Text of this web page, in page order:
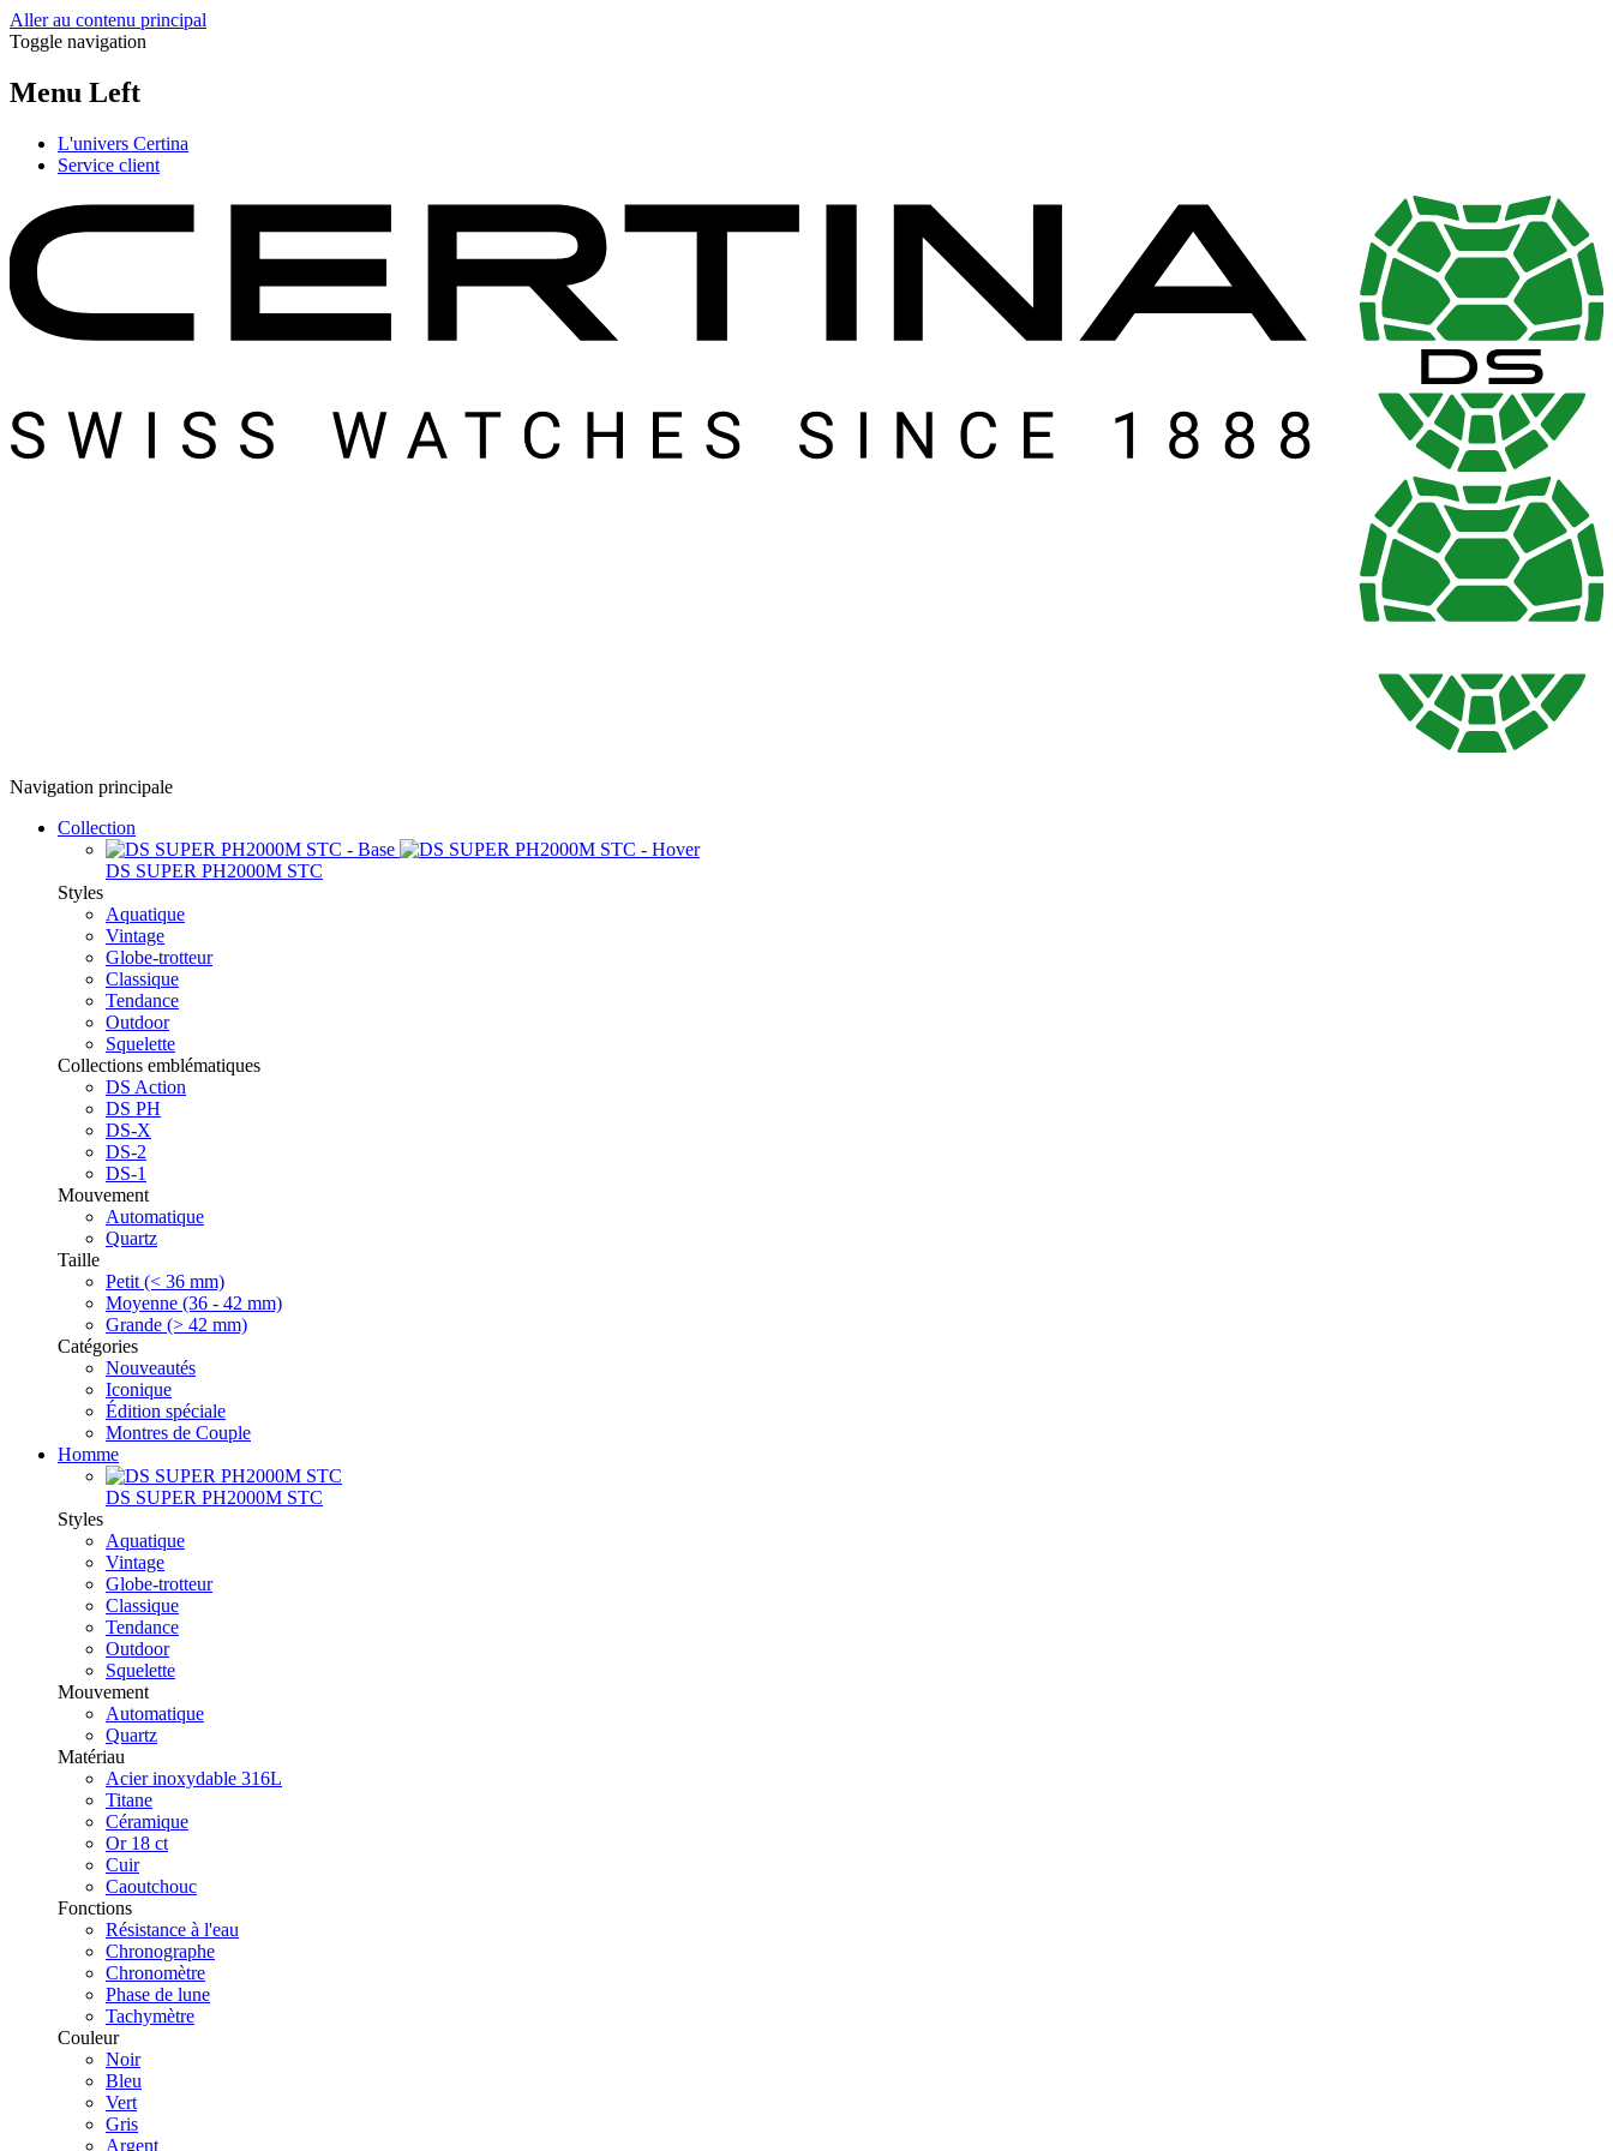
Aller au contenu principal
Toggle navigation
Menu Left
L'univers Certina
Service client
Navigation principale
Collection
DS SUPER PH2000M STC
Styles
Aquatique
Vintage
Globe-trotteur
Classique
Tendance
Outdoor
Squelette
Collections emblématiques
DS Action
DS PH
DS-X
DS-2
DS-1
Mouvement
Automatique
Quartz
Taille
Petit (< 36 mm)
Moyenne (36 - 42 mm)
Grande (> 42 mm)
Catégories
Nouveautés
Iconique
Édition spéciale
Montres de Couple
Homme
DS SUPER PH2000M STC
Styles
Aquatique
Vintage
Globe-trotteur
Classique
Tendance
Outdoor
Squelette
Mouvement
Automatique
Quartz
Matériau
Acier inoxydable 316L
Titane
Céramique
Or 18 ct
Cuir
Caoutchouc
Fonctions
Résistance à l'eau
Chronographe
Chronomètre
Phase de lune
Tachymètre
Couleur
Noir
Bleu
Vert
Gris
Argent